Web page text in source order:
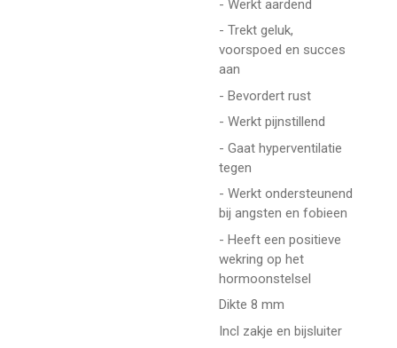
- Werkt aardend
- Trekt geluk,
voorspoed en succes
aan
- Bevordert rust
- Werkt pijnstillend
- Gaat hyperventilatie
tegen
- Werkt ondersteunend
bij angsten en fobieen
- Heeft een positieve
wekring op het
hormoonstelsel
Dikte 8 mm
Incl zakje en bijsluiter